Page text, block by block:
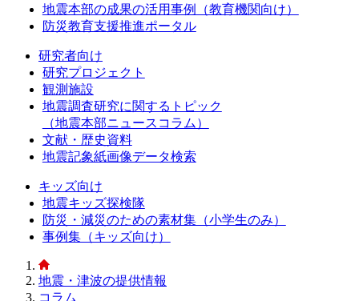
地震本部の成果の活用事例（教育機関向け）
防災教育支援推進ポータル
研究者向け
研究プロジェクト
観測施設
地震調査研究に関するトピック
（地震本部ニュースコラム）
文献・歴史資料
地震記象紙画像データ検索
キッズ向け
地震キッズ探検隊
防災・減災のための素材集（小学生のみ）
事例集（キッズ向け）
地震・津波の提供情報
コラム